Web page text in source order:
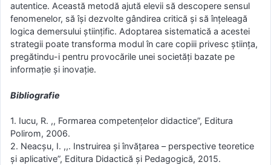
autentice. Această metodă ajută elevii să descopere sensul
fenomenelor, să își dezvolte gândirea critică și să înțeleagă
logica demersului științific. Adoptarea sistematică a acestei
strategii poate transforma modul în care copiii privesc știința,
pregătindu-i pentru provocările unei societăți bazate pe
informație și inovație.
Bibliografie
1. Iucu, R. ,, Formarea competențelor didactice”, Editura
Polirom, 2006.
2. Neacșu, I. ,,. Instruirea și învățarea – perspective teoretice
și aplicative”, Editura Didactică și Pedagogică, 2015.